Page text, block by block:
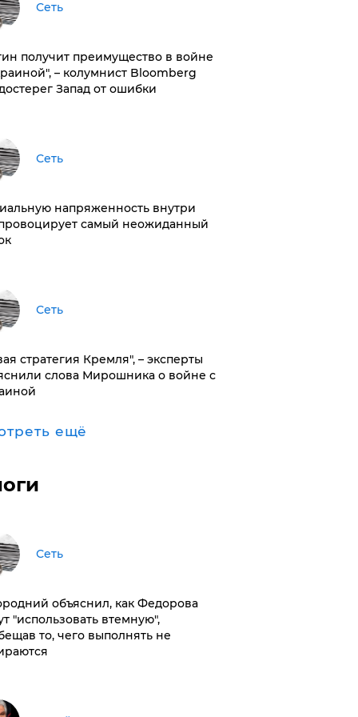
Сеть
получит преимущество в войне
– колумнист Bloomberg
Запад от ошибки
Сеть
напряженность внутри
самый неожиданный
Сеть
стратегия Кремля", – эксперты
слова Мирошника о войне с
ещё
Сеть
объяснил, как Федорова
"использовать втемную",
то, чего выполнять не